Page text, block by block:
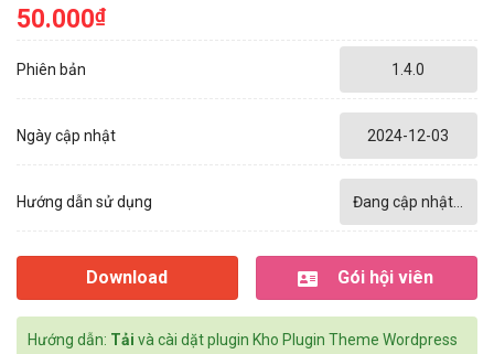
50.000₫
Phiên bản 1.4.0
Ngày cập nhật 2024-12-03
Hướng dẫn sử dụng Đang cập nhật...
Download Gói hội viên
Hướng dẫn: Tải và cài dặt plugin Kho Plugin Theme Wordpress